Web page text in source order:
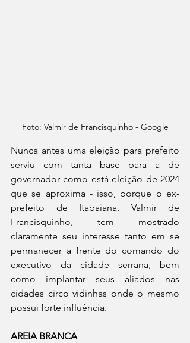
Foto: Valmir de Francisquinho - Google
Nunca antes uma eleição para prefeito
serviu com tanta base para a de
governador como está eleição de 2024
que se aproxima - isso, porque o ex-
prefeito de Itabaiana, Valmir de
Francisquinho, tem mostrado
claramente seu interesse tanto em se
permanecer a frente do comando do
executivo da cidade serrana, bem
como implantar seus aliados nas
cidades circo vidinhas onde o mesmo
possui forte influência.
AREIA BRANCA